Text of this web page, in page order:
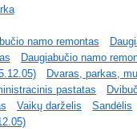
namo remontas
Daugiabučio namo
Dvaras, parkas,
pastatas
Vaikų darželis Sandėlis